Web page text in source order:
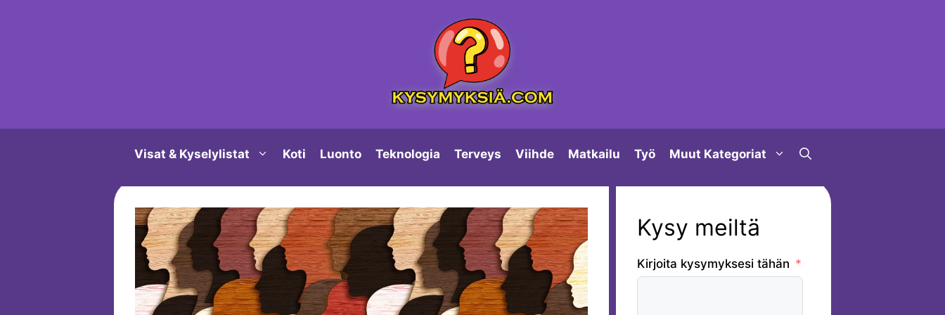
Visat & Kyselylistat Koti Luonto Teknologia Terveys Viihde Matkailu Työ Muut Kategoriat
Kysy meiltä
Kirjoita kysymyksesi tähän